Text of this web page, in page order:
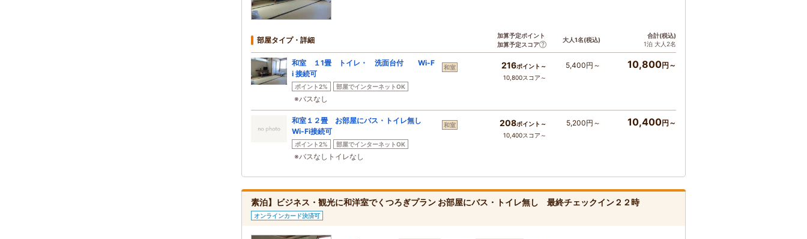
部屋タイプ・詳細
加算予定ポイント
加算予定スコア
大人1名(税込)
合計(税込)
1泊 大人2名
和室 １1畳 トイレ・ 洗面台付 Wi-F
i 接続可
ポイント2% 部屋でインターネットOK
※バスなし
和室 216ポイント～
10,800スコア～
5,400円～ 10,800円～
和室１２畳 お部屋にバス・トイレ無し
Wi-Fi接続可
ポイント2% 部屋でインターネットOK
※バスなしトイレなし
和室 208ポイント～
10,400スコア～
5,200円～ 10,400円～
素泊】ビジネス・観光に和洋室でくつろぎプラン お部屋にバス・トイレ無し 最終チェックイン２２時
オンラインカード決済可